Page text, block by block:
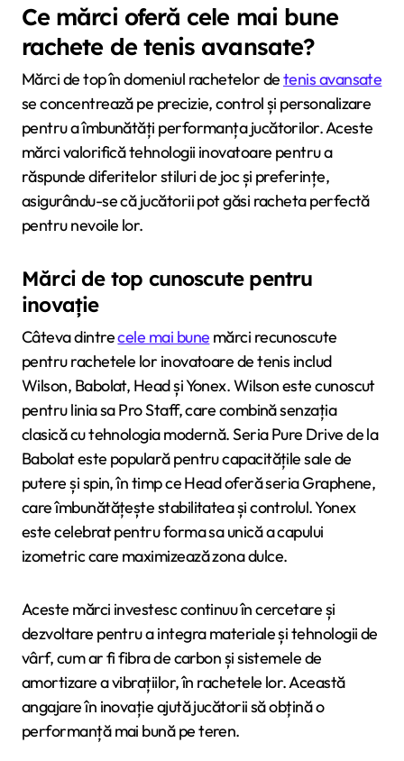
Ce mărci oferă cele mai bune
rachete de tenis avansate?
Mărci de top în domeniul rachetelor detenis avansate
se concentrează pe precizie, control și personalizare
pentru a îmbunătăți performanța jucătorilor. Aceste
mărci valorifică tehnologii inovatoare pentru a
răspunde diferitelor stiluri de joc și preferințe,
asigurându-se că jucătorii pot găsi racheta perfectă
pentru nevoile lor.
Mărci de top cunoscute pentru
inovație
Câteva dintrecele mai bune mărci recunoscute
pentru rachetele lor inovatoare de tenis includ
Wilson, Babolat, Head și Yonex. Wilson este cunoscut
pentru linia sa Pro Staff, care combină senzația
clasică cu tehnologia modernă. Seria Pure Drive de la
Babolat este populară pentru capacitățile sale de
putere și spin, în timp ce Head oferă seria Graphene,
care îmbunătățește stabilitatea și controlul. Yonex
este celebrat pentru forma sa unică a capului
izometric care maximizează zona dulce.
Aceste mărci investesc continuu în cercetare și
dezvoltare pentru a integra materiale și tehnologii de
vârf, cum ar fi fibra de carbon și sistemele de
amortizare a vibrațiilor, în rachetele lor. Această
angajare în inovație ajută jucătorii să obțină o
performanță mai bună pe teren.